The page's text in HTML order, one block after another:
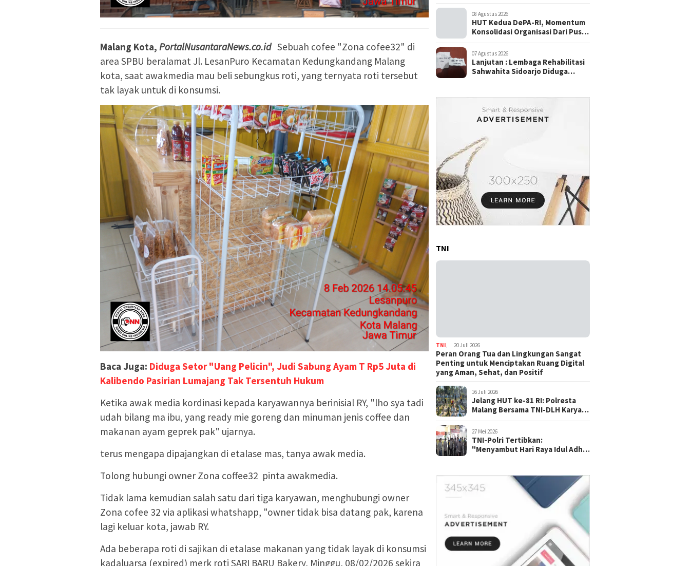
Malang Kota, PortalNusantaraNews.co.idSebuah cofee "Zona cofee32" di
area SPBU beralamat Jl. LesanPuro Kecamatan Kedungkandang Malang
kota, saat awakmedia mau beli sebungkus roti, yang ternyata roti tersebut
tak layak untuk di konsumsi.
Baca Juga: Diduga Setor "Uang Pelicin", Judi Sabung Ayam T Rp5 Juta di
Kalibendo Pasirian Lumajang Tak Tersentuh Hukum
Ketika awak media kordinasi kepada karyawannya berinisial RY, "lho sya tadi
udah bilang ma ibu, yang ready mie goreng dan minuman jenis coffee dan
makanan ayam geprek pak" ujarnya.
terus mengapa dipajangkan di etalase mas, tanya awak media.
Tolong hubungi owner Zona coffee32 pinta awakmedia.
Tidak lama kemudian salah satu dari tiga karyawan, menghubungi owner
Zona cofee 32 via aplikasi whatshapp, "owner tidak bisa datang pak, karena
lagi keluar kota, jawab RY.
Ada beberapa roti di sajikan di etalase makanan yang tidak layak di konsumsi
kadaluarsa (expired) merk roti SARI BARU Bakery, Minggu, 08/02/2026 sekira
08 Agustus 2026
HUT Kedua DePA-RI, Momentum
Konsolidasi Organisasi Dari Pusat
07 Agustus 2026
Lanjutan : Lembaga Rehabilitasi
Sahwahita Sidoarjo Diduga
TNI
TNI 20 Juli 2026
Peran Orang Tua dan Lingkungan Sangat
Penting untuk Menciptakan Ruang Digital
yang Aman, Sehat, dan Positif
16 Juli 2026
Jelang HUT ke-81 RI: Polresta
Malang Bersama TNI-DLH Karya
Penghormatan Kepada Pahlawan
27 Mei 2026
TNI-Polri Tertibkan:
"Menyambut Hari Raya Idul Adha